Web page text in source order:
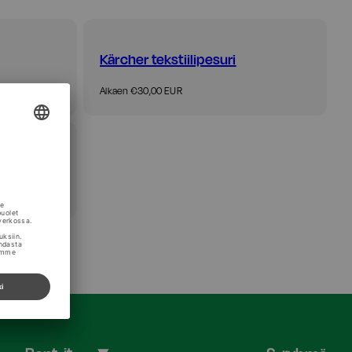
Kärcher tekstiilipesuri
Hinta
Alkaen €30,00 EUR